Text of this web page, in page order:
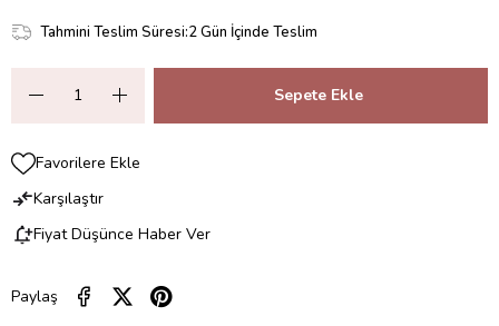
Tahmini Teslim Süresi:2 Gün İçinde Teslim
Favorilere Ekle
Karşılaştır
Fiyat Düşünce Haber Ver
Paylaş